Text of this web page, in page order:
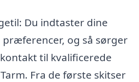
Du indtaster dine
og så sørger
til kvalificerede
Fra de første skitser